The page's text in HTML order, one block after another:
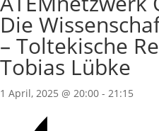
Die
– Toltekische
Tobias Lübke
1 April, 2025 @ 20:00 - 21:15